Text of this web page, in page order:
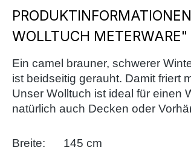
WOLLTUCH METERWARE"
Ein camel brauner, schwerer
ist beidseitig gerauht. Damit friert
Unser Wolltuch ist ideal für einen
natürlich auch Decken oder
Breite: 145 cm